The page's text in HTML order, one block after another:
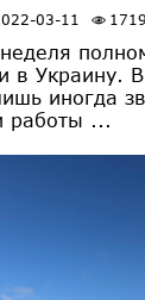
03-11 1719
в Украину.
иногда
работы ...